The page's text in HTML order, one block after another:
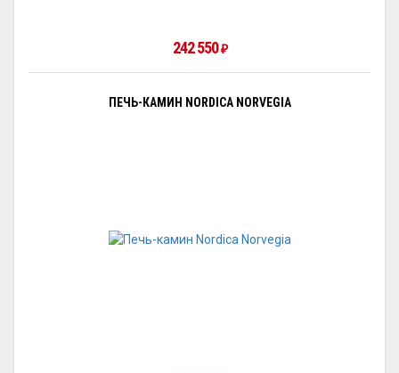
242 550₽
ПЕЧЬ-КАМИН NORDICA NORVEGIA